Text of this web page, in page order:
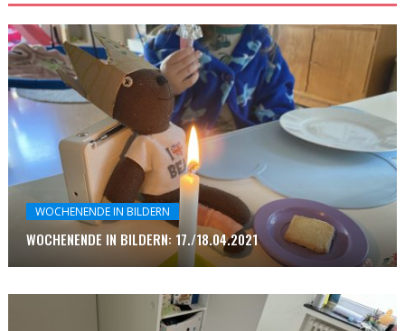
WOCHENENDE IN BILDERN
WOCHENENDE IN BILDERN: 17./18.04.2021